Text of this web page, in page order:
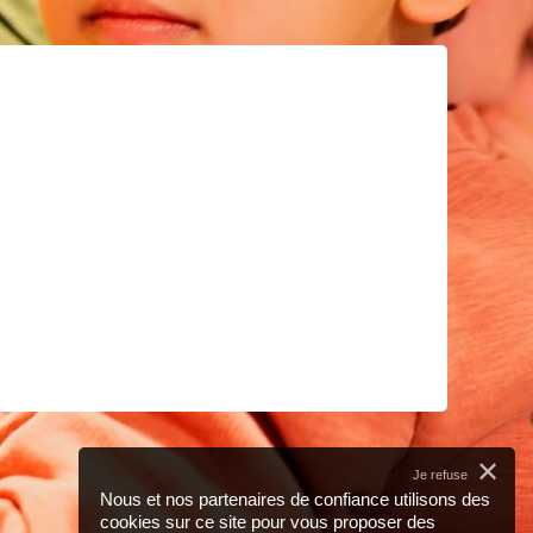
Je refuse ✕
Nous et nos partenaires de confiance utilisons des
cookies sur ce site pour vous proposer des